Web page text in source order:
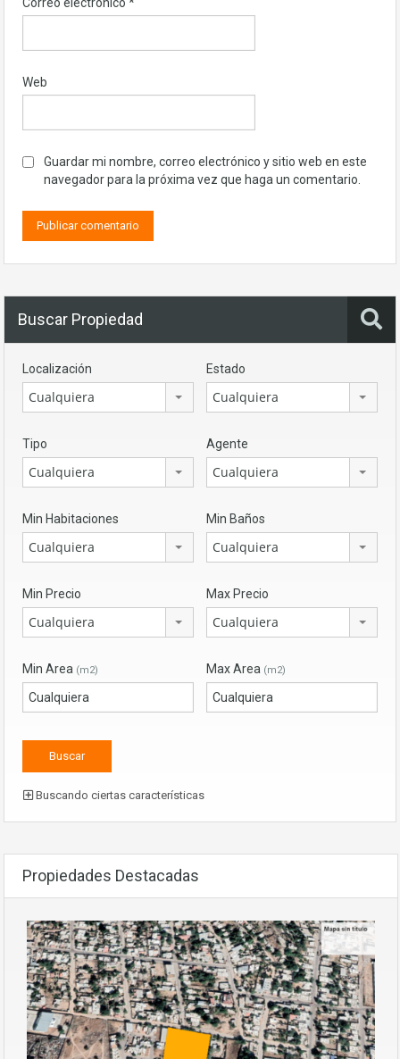
Correo electrónico *
Web
Guardar mi nombre, correo electrónico y sitio web en este
navegador para la próxima vez que haga un comentario.
Buscar Propiedad
Localización
Cualquiera
Estado
Cualquiera
Tipo
Cualquiera
Agente
Cualquiera
Min Habitaciones
Cualquiera
Min Baños
Cualquiera
Min Precio
Cualquiera
Max Precio
Cualquiera
Min Area (m2) Max Area (m2)
Buscando ciertas características
Propiedades Destacadas